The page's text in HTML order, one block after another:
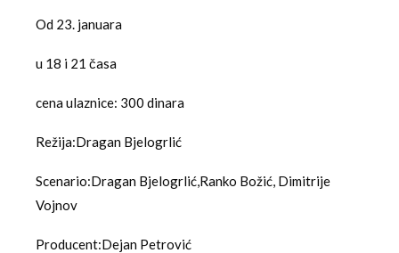
Od 23. januara
u 18 i 21 časa
cena ulaznice: 300 dinara
Režija:Dragan Bjelogrlić
Scenario:Dragan Bjelogrlić,Ranko Božić, Dimitrije
Vojnov
Producent:Dejan Petrović